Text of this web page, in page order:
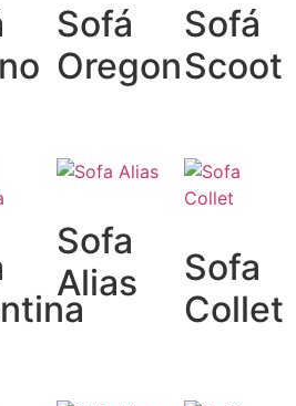
Sofá
Oregon
Sofá
Scoot
Sofa
Alias
Sofa
Collet